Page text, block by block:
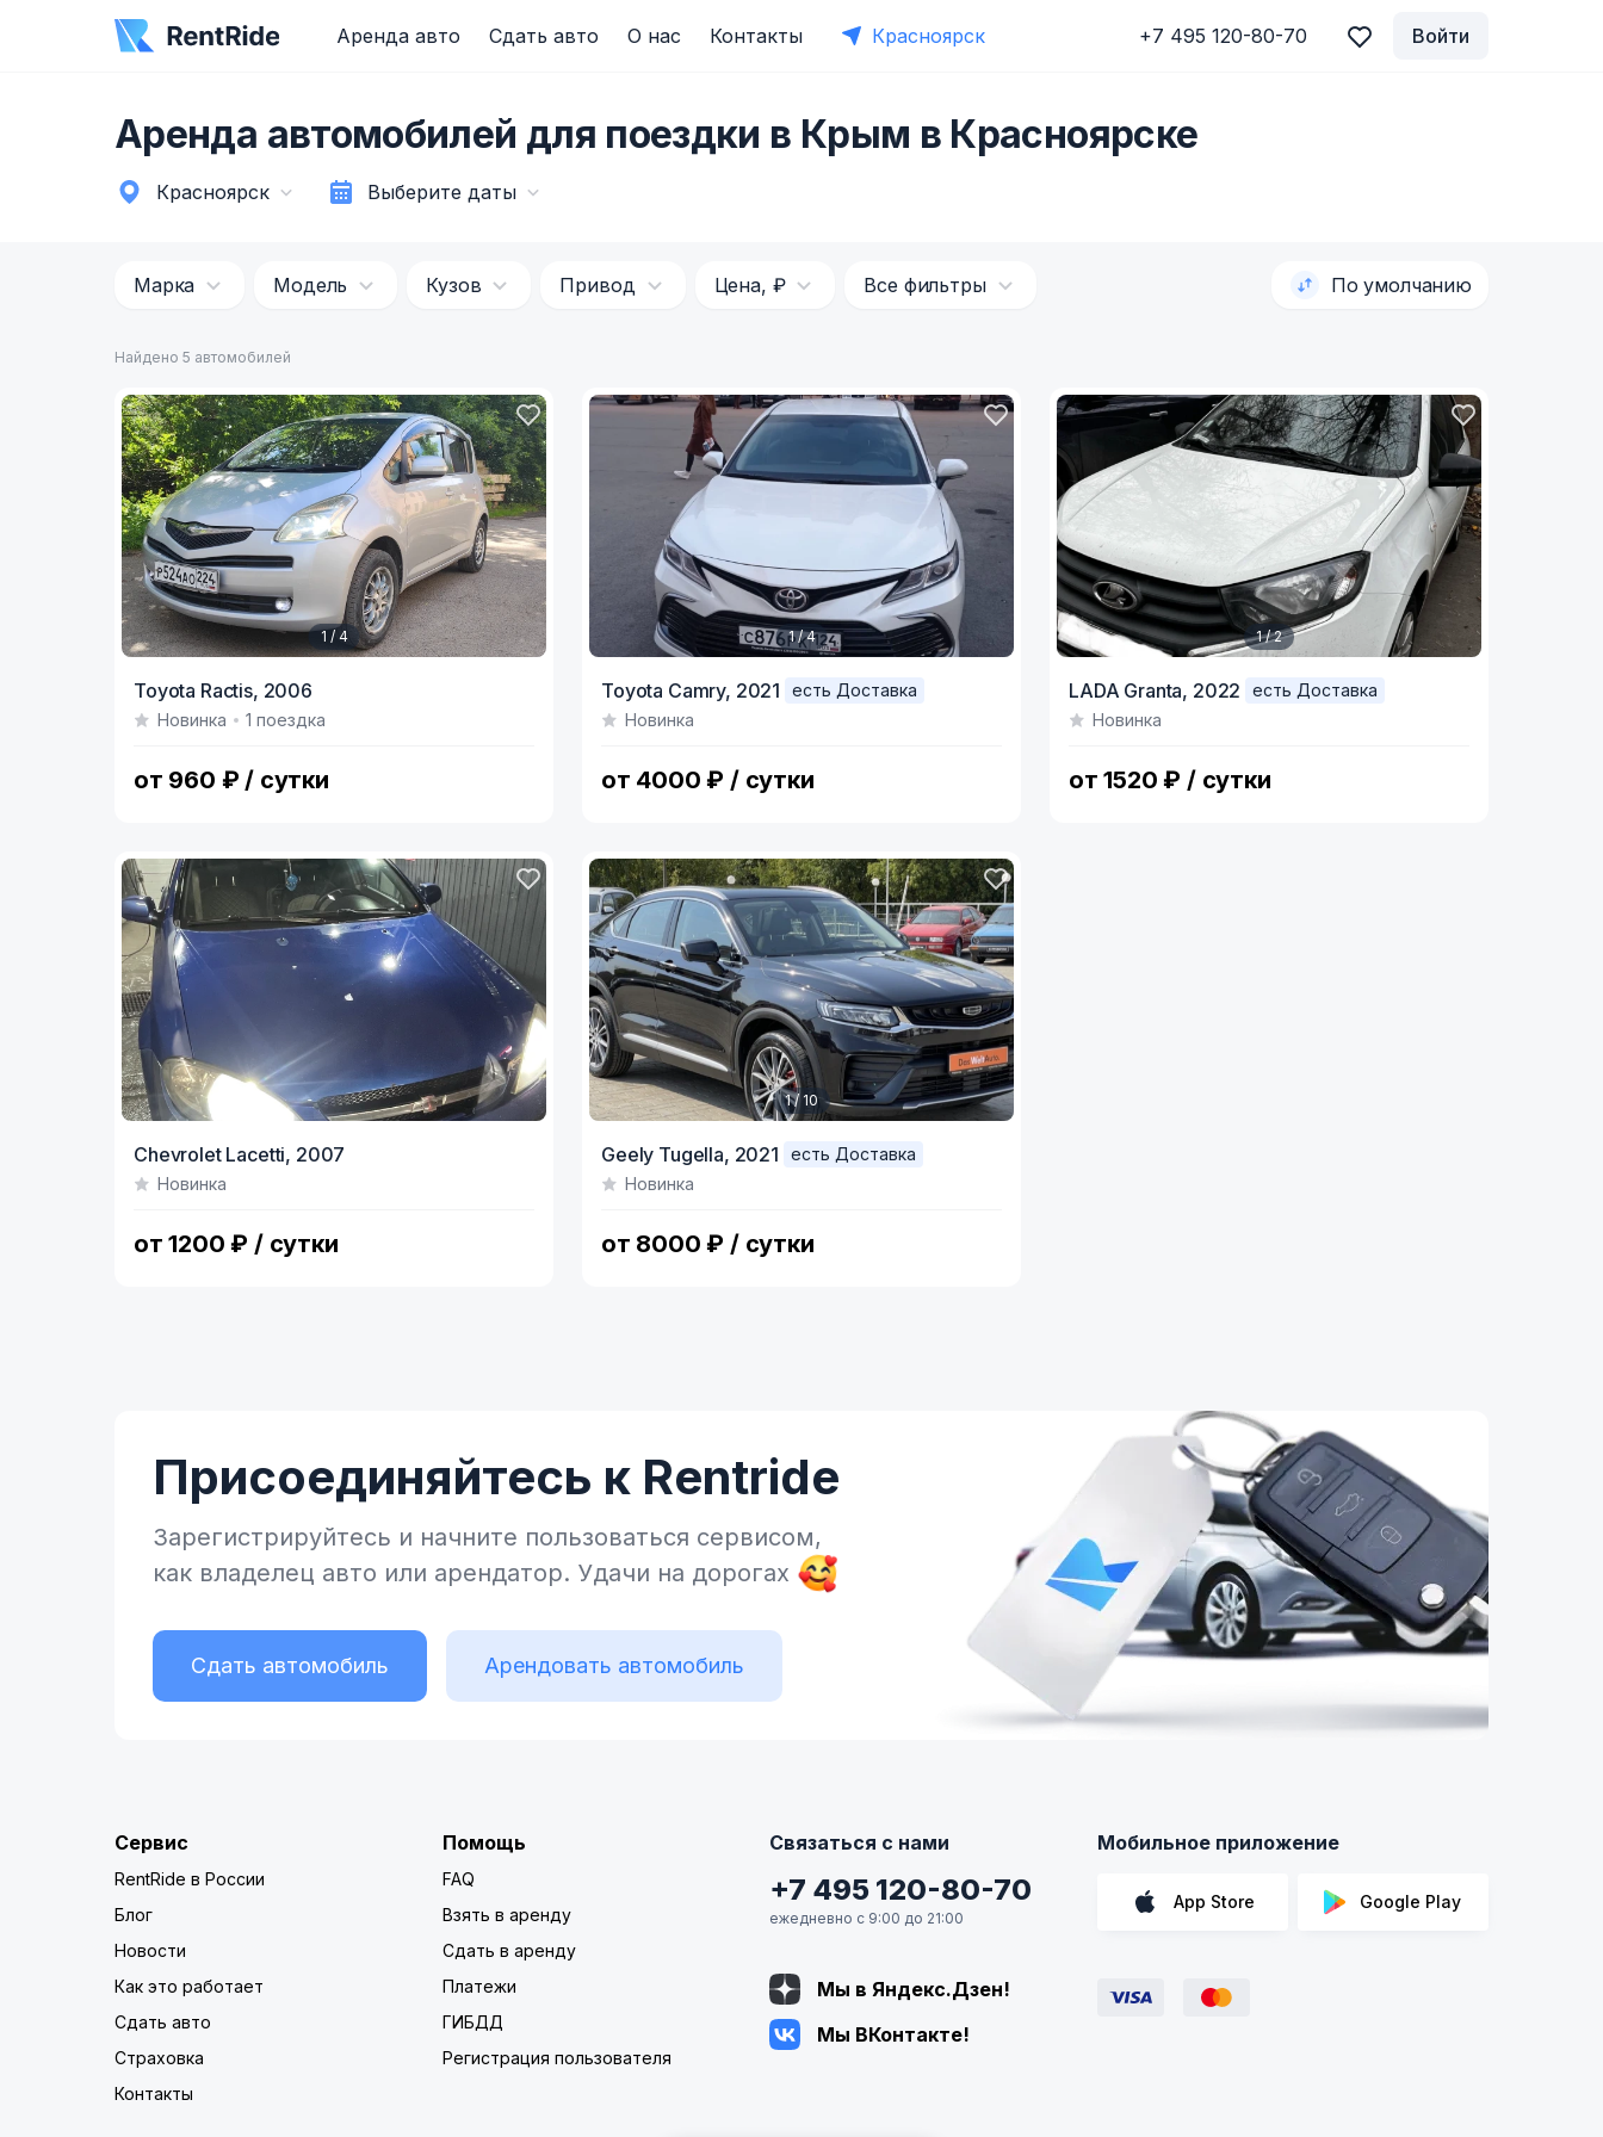
Аренда авто Сдать авто О нас Контакты Красноярск +7 495 120-80-70 Войти
Аренда автомобилей для поездки в Крым в Красноярске
Красноярск Выберите даты
Марка Модель Кузов Привод Цена, ₽ Все фильтры По умолчанию
Найдено 5 автомобилей
of
1 / 4
Toyota Ractis, 2006
Новинка 1 поездка
от 960 ₽ / сутки
of
1 / 4
Toyota Camry, 2021
есть Доставка
Новинка
от 4000 ₽ / сутки
of
1 / 2
LADA Granta, 2022
есть Доставка
Новинка
от 1520 ₽ / сутки
Chevrolet Lacetti, 2007
Новинка
от 1200 ₽ / сутки
of
1 / 10
Geely Tugella, 2021
есть Доставка
Новинка
от 8000 ₽ / сутки
Присоединяйтесь к Rentride
Зарегистрируйтесь и начните пользоваться сервисом,
как владелец авто или арендатор. Удачи на дорогах
Сдать автомобиль Арендовать автомобиль
Сервис
RentRide в России
Блог
Новости
Как это работает
Сдать авто
Страховка
Контакты
Помощь
FAQ
Взять в аренду
Сдать в аренду
Платежи
ГИБДД
Регистрация пользователя
Связаться с нами
+7 495 120-80-70
ежедневно с 9:00 до 21:00
Мы в Яндекс.Дзен!
Мы ВКонтакте!
Мобильное приложение
App Store Google Play